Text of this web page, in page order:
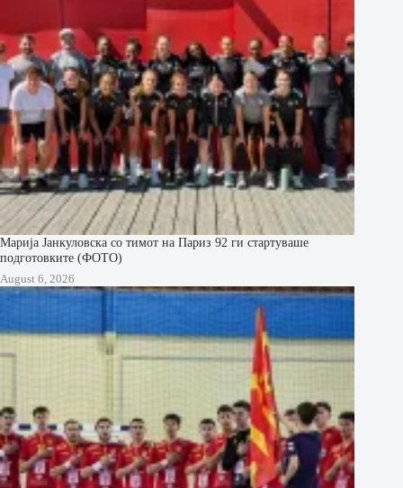
Марија Јанкуловска со тимот на Париз 92 ги стартуваше
подготовките (ФОТО)
August 6, 2026